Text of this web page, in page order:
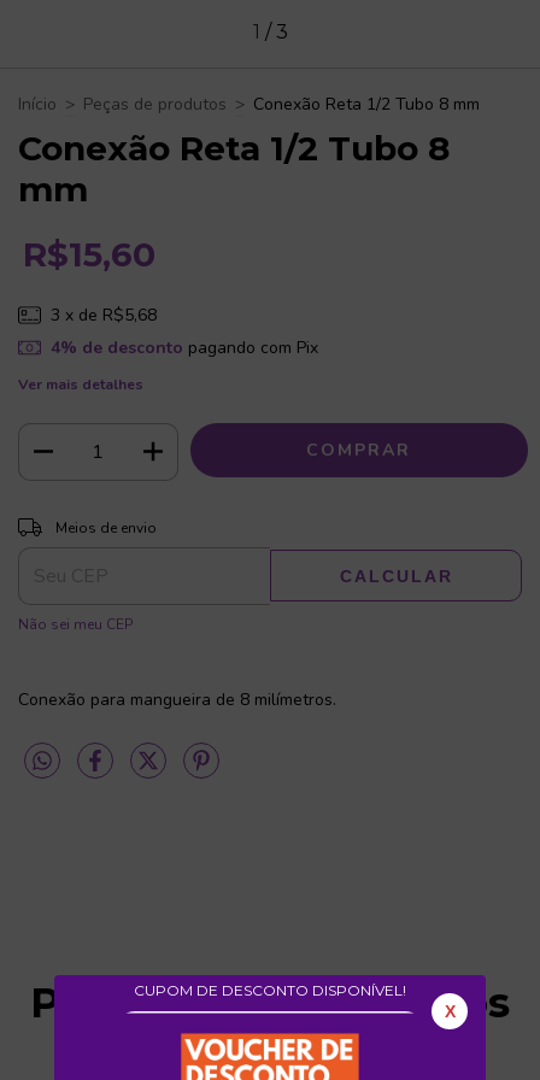
CUPOM DE DESCONTO DISPONÍVEL!
X
1 / 3
Início > Peças de produtos > Conexão Reta 1/2 Tubo 8 mm
Conexão Reta 1/2 Tubo 8
mm
R$15,60
3 x de R$5,68
4% de desconto pagando com Pix
Ver mais detalhes
Entregas para o CEP:
Meios de envio
CALCULAR
Não sei meu CEP
Conexão para mangueira de 8 milímetros.
Produtos relacionados